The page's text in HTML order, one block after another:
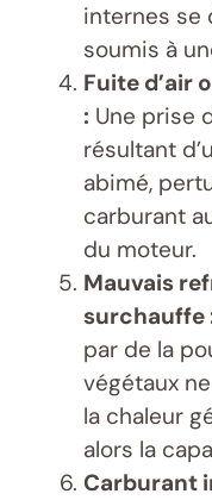
internes se
soumis à
Fuite d’air
: Une prise
résultant
abimé,
carburant
du moteur.
Mauvais
surchauffe
par de la
végétaux
la chaleur
alors la
Carburant